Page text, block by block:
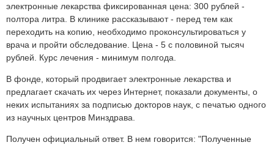
электронные лекарства фиксированная цена: 300 рублей -
полтора литра. В клинике рассказывают - перед тем как
переходить на копию, необходимо проконсультироваться у
врача и пройти обследование. Цена - 5 с половиной тысяч
рублей. Курс лечения - минимум полгода.
В фонде, который продвигает электронные лекарства и
предлагает скачать их через Интернет, показали документы, о
неких испытаниях за подписью докторов наук, с печатью одного
из научных центров Минздрава.
Получен официальный ответ. В нем говорится: "Полученные